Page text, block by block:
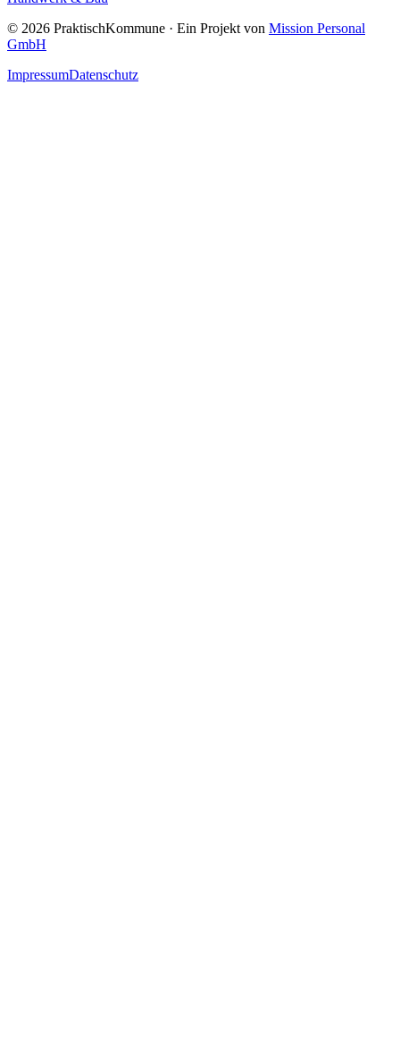
© 2026 PraktischKommune · Ein Projekt von Mission Personal
GmbH
ImpressumDatenschutz